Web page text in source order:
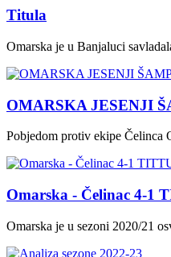
Titula
Omarska je u Banjaluci
OMARSKA JESENJI
Pobjedom protiv ekipe Čelinca
Omarska - Čelinac 4-1
Omarska je u sezoni 2020/21